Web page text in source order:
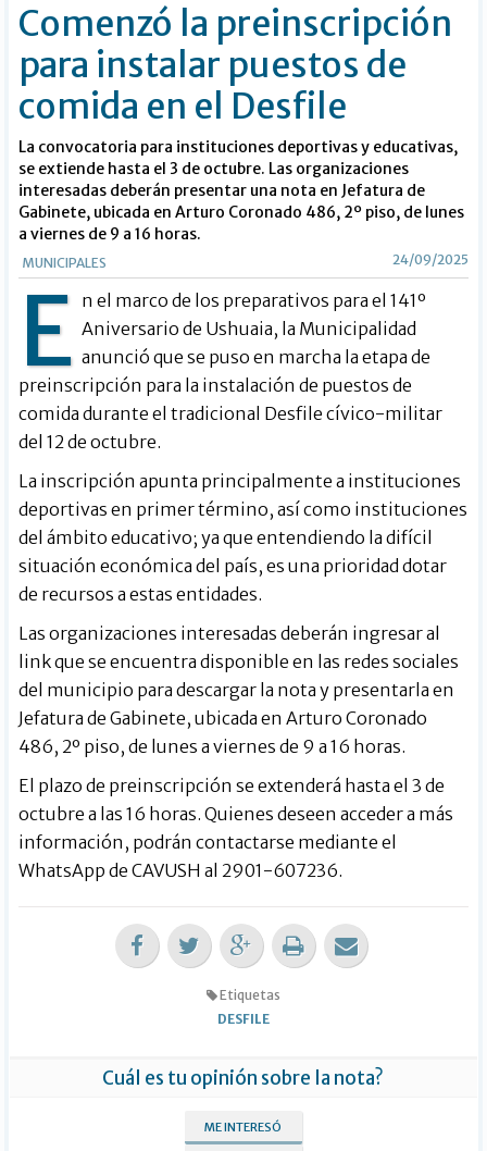
Comenzó la preinscripción
para instalar puestos de
comida en el Desfile
La convocatoria para instituciones deportivas y educativas,
se extiende hasta el 3 de octubre. Las organizaciones
interesadas deberán presentar una nota en Jefatura de
Gabinete, ubicada en Arturo Coronado 486, 2º piso, de lunes
a viernes de 9 a 16 horas.
MUNICIPALES 24/09/2025
E n el marco de los preparativos para el 141º
Aniversario de Ushuaia, la Municipalidad
anunció que se puso en marcha la etapa de
preinscripción para la instalación de puestos de
comida durante el tradicional Desfile cívico-militar
del 12 de octubre.
La inscripción apunta principalmente a instituciones
deportivas en primer término, así como instituciones
del ámbito educativo; ya que entendiendo la difícil
situación económica del país, es una prioridad dotar
de recursos a estas entidades.
Las organizaciones interesadas deberán ingresar al
link que se encuentra disponible en las redes sociales
del municipio para descargar la nota y presentarla en
Jefatura de Gabinete, ubicada en Arturo Coronado
486, 2º piso, de lunes a viernes de 9 a 16 horas.
El plazo de preinscripción se extenderá hasta el 3 de
octubre a las 16 horas. Quienes deseen acceder a más
información, podrán contactarse mediante el
WhatsApp de CAVUSH al 2901-607236.
Etiquetas
DESFILE
Cuál es tu opinión sobre la nota?
ME INTERESÓ